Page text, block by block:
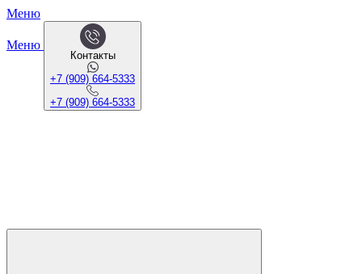
Меню
Меню
Контакты
+7 (909) 664-5333
+7 (909) 664-5333